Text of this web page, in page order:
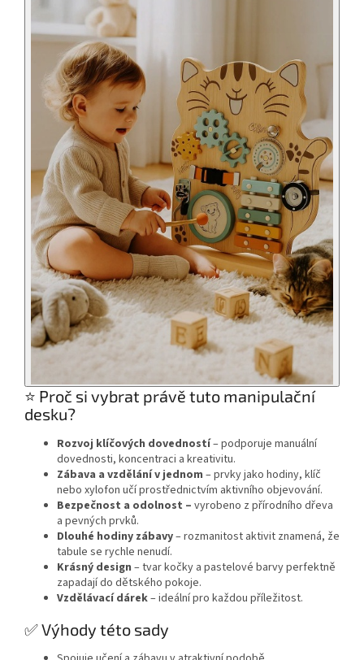
⭐ Proč si vybrat právě tuto manipulační
desku?
Rozvoj klíčových dovedností– podporuje manuální
dovednosti, koncentraci a kreativitu.
Zábava a vzdělání v jednom – prvky jako hodiny, klíč
nebo xylofon učí prostřednictvím aktivního objevování.
Bezpečnost a odolnost – vyrobeno z přírodního dřeva
a pevných prvků.
Dlouhé hodiny zábavy– rozmanitost aktivit znamená, že
tabule se rychle nenudí.
Krásný design – tvar kočky a pastelové barvy perfektně
zapadají do dětského pokoje.
Vzdělávací dárek– ideální pro každou příležitost.
✅ Výhody této sady